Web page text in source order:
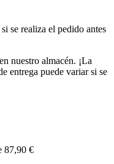
si se realiza el pedido antes
nuestro almacén. ¡La
entrega puede variar si se
87,90 €